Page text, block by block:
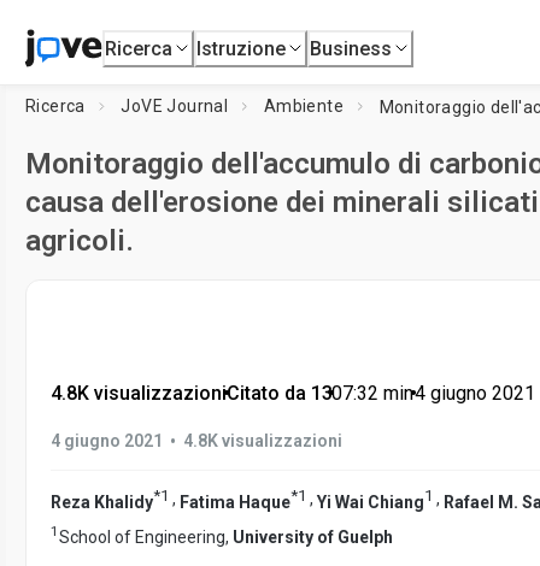
Ricerca Istruzione Business
Ricerca JoVE Journal Ambiente
Monitoraggio dell'accumulo di
causa dell'erosione dei minerali
agricoli.
4.8K visualizzazioni•Citato da 13•07:32 min•4 giugno 2021
4 giugno 2021 • 4.8K visualizzazioni
Reza Khalidy*1 , Fatima Haque*1 , Yi Wai Chiang1 , Rafael M.
1 School of Engineering, University of Guelph